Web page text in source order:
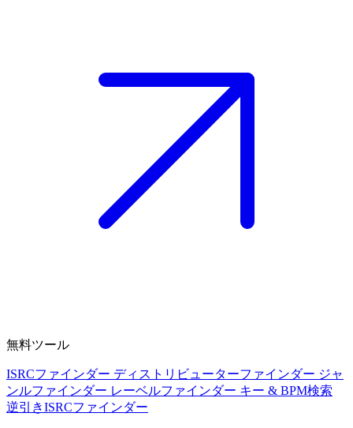
無料ツール
ISRCファインダー ディストリビューターファインダー ジャ
ンルファインダー レーベルファインダー キー & BPM検索
逆引きISRCファインダー